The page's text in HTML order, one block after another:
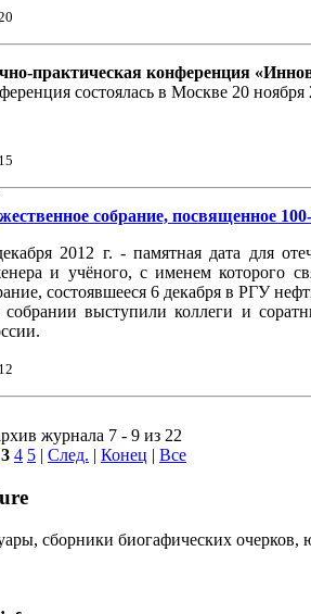
практическая конференция
состоялась в Москве 20 ноября
собрание, посвященное
2012 г. - памятная дата для
и учёного, с именем которого
состоявшееся 6 декабря в РГУ
выступили коллеги и
журнала 7 - 9 из 22
3 4 5 | След. | Конец | Все
сборники биогафических очерков,